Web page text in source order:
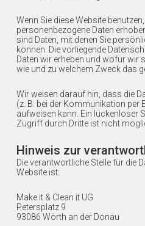
Wenn Sie diese Website
personenbezogene Daten
sind Daten, mit denen Sie
können. Die vorliegende
Daten wir erheben und wofür wir
wie und zu welchem Zweck das
Wir weisen darauf hin, dass die
(z. B. bei der Kommunikation per
aufweisen kann. Ein lückenloser
Zugriff durch Dritte ist nicht
Hinweis zur
Die verantwortliche Stelle für die
Website ist:
Make it & Clean it UG
Petersplatz 9
93086 Wörth an der Donau